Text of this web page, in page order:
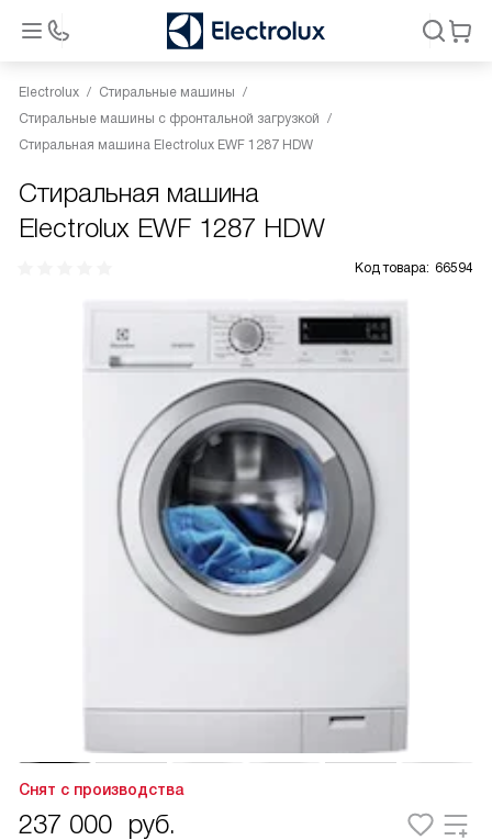
Electrolux
Стиральные машины
Стиральные машины с фронтальной загрузкой
Стиральная машина Electrolux EWF 1287 HDW
Стиральная машина
Electrolux EWF 1287 HDW
Код товара: 66594
Снят с производства
237 000 руб.